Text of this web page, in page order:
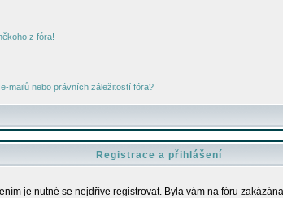
z fóra!
mailů nebo právních záležitostí fóra?
Registrace a přihlášení
je nutné se nejdříve registrovat. Byla vám na fóru